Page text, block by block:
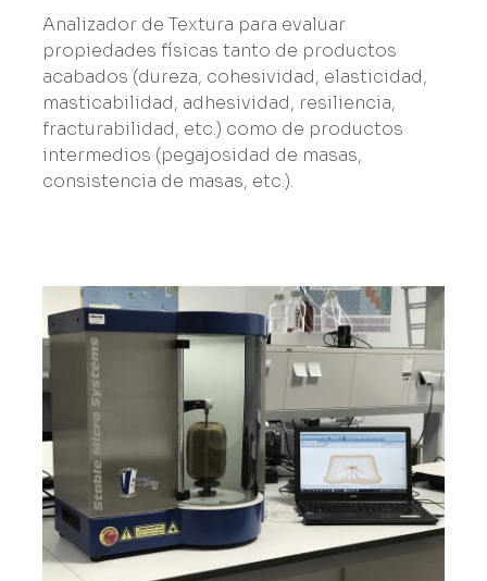
Analizador de Textura para evaluar
propiedades físicas tanto de productos
acabados (dureza, cohesividad, elasticidad,
masticabilidad, adhesividad, resiliencia,
fracturabilidad, etc.) como de productos
intermedios (pegajosidad de masas,
consistencia de masas, etc.).